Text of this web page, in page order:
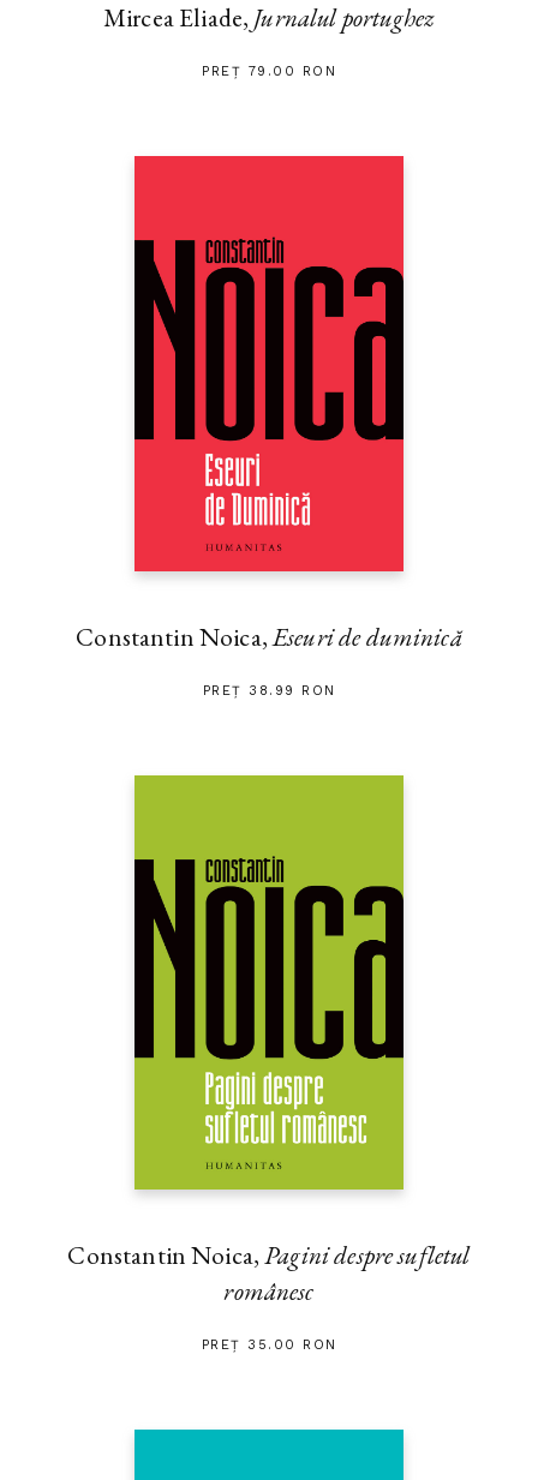
Mircea Eliade, Jurnalul portughez
PREȚ 79.00 RON
Constantin Noica,Eseuri de duminică
PREȚ 38.99 RON
Constantin Noica,Pagini despre sufletul
românesc
PREȚ 35.00 RON